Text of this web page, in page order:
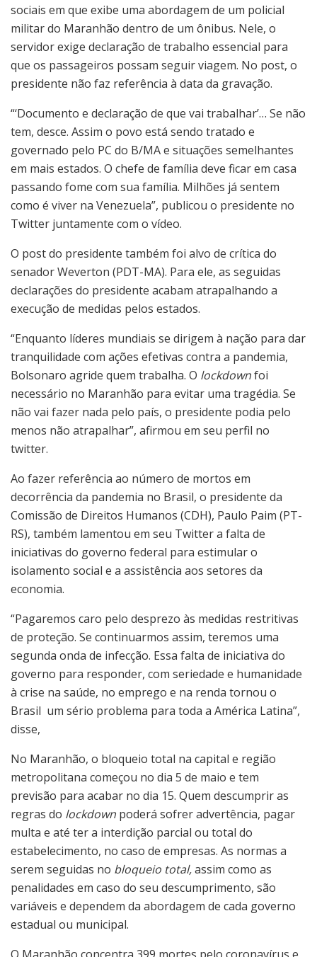
sociais em que exibe uma abordagem de um policial
militar do Maranhão dentro de um ônibus. Nele, o
servidor exige declaração de trabalho essencial para
que os passageiros possam seguir viagem. No post, o
presidente não faz referência à data da gravação.
“‘Documento e declaração de que vai trabalhar’… Se não
tem, desce. Assim o povo está sendo tratado e
governado pelo PC do B/MA e situações semelhantes
em mais estados. O chefe de família deve ficar em casa
passando fome com sua família. Milhões já sentem
como é viver na Venezuela”, publicou o presidente no
Twitter juntamente com o vídeo.
O post do presidente também foi alvo de crítica do
senador Weverton (PDT-MA). Para ele, as seguidas
declarações do presidente acabam atrapalhando a
execução de medidas pelos estados.
“Enquanto líderes mundiais se dirigem à nação para dar
tranquilidade com ações efetivas contra a pandemia,
Bolsonaro agride quem trabalha. O lockdownfoi
necessário no Maranhão para evitar uma tragédia. Se
não vai fazer nada pelo país, o presidente podia pelo
menos não atrapalhar”, afirmou em seu perfil no
twitter.
Ao fazer referência ao número de mortos em
decorrência da pandemia no Brasil, o presidente da
Comissão de Direitos Humanos (CDH), Paulo Paim (PT-
RS), também lamentou em seu Twitter a falta de
iniciativas do governo federal para estimular o
isolamento social e a assistência aos setores da
economia.
“Pagaremos caro pelo desprezo às medidas restritivas
de proteção. Se continuarmos assim, teremos uma
segunda onda de infecção. Essa falta de iniciativa do
governo para responder, com seriedade e humanidade
à crise na saúde, no emprego e na renda tornou o
Brasil um sério problema para toda a América Latina”,
disse,
No Maranhão, o bloqueio total na capital e região
metropolitana começou no dia 5 de maio e tem
previsão para acabar no dia 15. Quem descumprir as
regras do lockdown poderá sofrer advertência, pagar
multa e até ter a interdição parcial ou total do
estabelecimento, no caso de empresas. As normas a
serem seguidas no bloqueio total,assim como as
penalidades em caso do seu descumprimento, são
variáveis e dependem da abordagem de cada governo
estadual ou municipal.